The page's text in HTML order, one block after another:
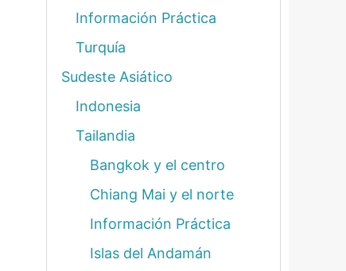
Información Práctica
Turquía
Sudeste Asiático
Indonesia
Tailandia
Bangkok y el centro
Chiang Mai y el norte
Información Práctica
Islas del Andamán